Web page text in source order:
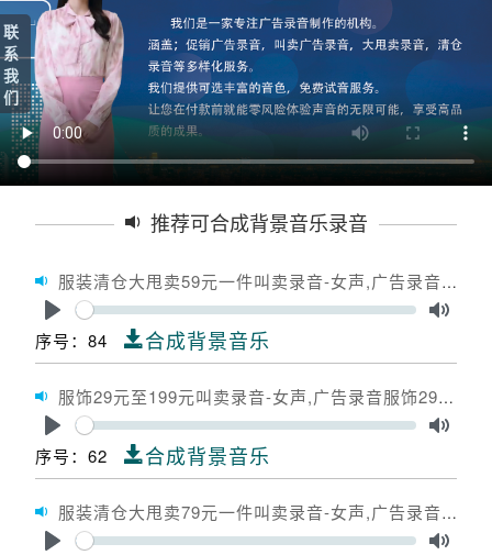
推荐可合成背景音乐录音
服装清仓大甩卖59元一件叫卖录音-女声,广告录音服装清仓大甩卖59元一件,广告配音服装清仓大甩卖59元一件
Seek
序号：84 合成背景音乐
服饰29元至199元叫卖录音-女声,广告录音服饰29元至199元,广告配音服饰29元至199元
Seek
序号：62 合成背景音乐
服装清仓大甩卖79元一件叫卖录音-女声,广告录音服装清仓大甩卖79元一件,广告配音服装清仓大甩卖79元一件
Seek
联
系
我
们